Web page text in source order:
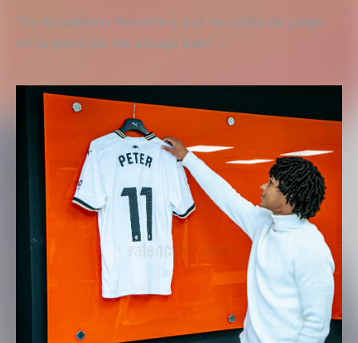
“Es mi número favorito y por mi estilo de juego
en la posición me encaja bien”.